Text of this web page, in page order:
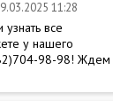
11:28
все
у нашего
98-98! Ждем